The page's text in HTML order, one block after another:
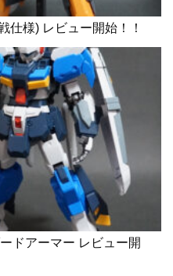
仕様) レビュー開始！！
ドアーマー レビュー開